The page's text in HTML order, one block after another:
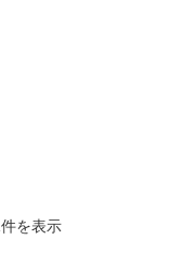
件を表示